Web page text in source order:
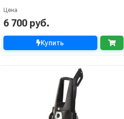
Цена
6 700 руб.
Купить